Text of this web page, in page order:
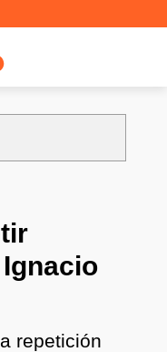
repetición